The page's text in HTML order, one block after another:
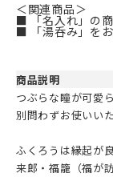
＜関連商品＞
■ 「名入れ」の
■ 「湯呑み」を
商品説明
つぶらな瞳が可愛
別問わずお使いい
ふくろうは縁起が
来郎・福籠（福が